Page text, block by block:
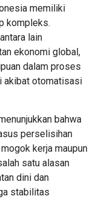
memiliki
kompleks.
lain
ekonomi global,
dalam proses
akibat otomatisasi
bahwa
perselisihan
kerja maupun
satu alasan
dini dan
stabilitas